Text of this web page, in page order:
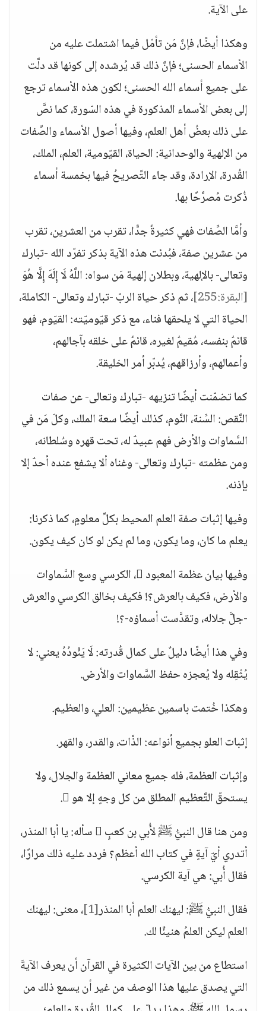
على الآية.
وهكذا أيضًا، فإنَّ مَن تأمّل فيما اشتملت عليه من
الأسماء الحسنى؛ فإنَّ ذلك قد يُرشده إلى كونها قد دلَّت
على جميع أسماء الله الحسنى؛ لكون هذه الأسماء ترجع
إلى بعض الأسماء المذكورة في هذه السّورة، كما نصَّ
على ذلك بعضُ أهل العلم، وفيها أصول الأسماء والصِّفات
من الإلهية والوحدانية: الحياة، القيّومية، العلم، الملك،
القُدرة، الإرادة، وقد جاء التَّصريحُ فيها بخمسة أسماء
ذُكرت مُصرَّحًا بها.
وأمَّا الصِّفات فهي كثيرةٌ جدًّا، تقرب من العشرين، تقرب
من عشرين صفة، فبُدئت هذه الآية بذكر تفرّد الله -تبارك
وتعالى- بالإلهية، وبطلان إلهية مَن سواه: اللَّهُ لَا إِلَهَ إِلَّا هُوَ
[البقرة:255]
، ثم ذكر حياة الربّ -تبارك وتعالى- الكاملة،
الحياة التي لا يلحقها فناء، مع ذكر قيّوميّته: القيّوم، فهو
قائمٌ بنفسه، مُقيمٌ لغيره، قائمٌ على خلقه بآجالهم،
وأعمالهم، وأرزاقهم، يُدبّر أمر الخليقة.
كما تضمّنت أيضًا تنزيهه -تبارك وتعالى- عن صفات
النَّقص: السِّنة، النَّوم، كذلك أيضًا سعة الملك، وكلّ مَن في
السَّماوات والأرض فهم عبيدٌ له، تحت قهره وسُلطانه،
ومن عظمته -تبارك وتعالى- وغناه ألا يشفع عنده أحدٌ إلا
بإذنه.
وفيها إثبات صفة العلم المحيط بكلِّ معلومٍ، كما ذكرنا:
يعلم ما كان، وما يكون، وما لم يكن لو كان كيف يكون.
وفيها بيان عظمة المعبود ، الكرسي وسع السَّماوات
والأرض، فكيف بالعرش؟! فكيف بخالق الكرسي والعرش
-جلَّ جلاله، وتقدَّست أسماؤه-؟!
وفي هذا أيضًا دليلٌ على كمال قُدرته: لَا يَئُودُهُ يعني: لا
يُثْقِله ولا يُعجزه حفظ السَّماوات والأرض.
وهكذا خُتمت باسمين عظيمين: العلي، والعظيم.
إثبات العلو بجميع أنواعه: الذَّات، والقدر، والقهر.
وإثبات العظمة، فله جميع معاني العظمة والجلال، ولا
يستحقّ التَّعظيم المطلق من كل وجهٍ إلا هو .
ومن هنا قال النبيُّ ﷺ لأُبي بن كعبٍ  سأله: يا أبا المنذر،
أتدري أيّ آيةٍ في كتاب الله أعظم؟ فردد عليه ذلك مرارًا،
فقال أُبي: هي آية الكرسي.
فقال النبيُّ ﷺ: ليهنك العلم أبا المنذر[1] ، معنى: ليهنك
العلم ليكن العلمُ هنيئًا لك.
استطاع من بين الآيات الكثيرة في القرآن أن يعرف الآيةَ
التي يصدق عليها هذا الوصف من غير أن يسمع ذلك من